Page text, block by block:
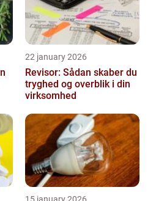
22 january 2026
Revisor: Sådan skaber du
tryghed og overblik i din
virksomhed